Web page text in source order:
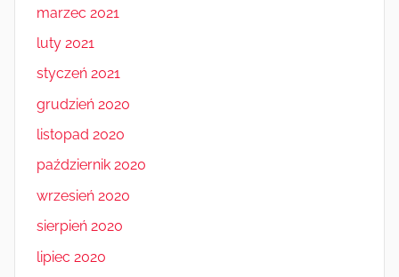
marzec 2021
luty 2021
styczeń 2021
grudzień 2020
listopad 2020
październik 2020
wrzesień 2020
sierpień 2020
lipiec 2020